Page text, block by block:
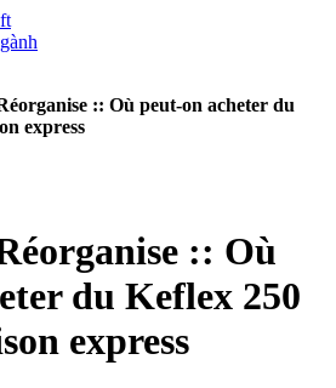
:: Où peut-on acheter du
express
:: Où
du Keflex 250
express